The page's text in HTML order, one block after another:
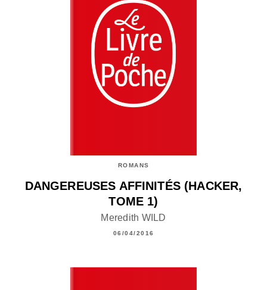
ROMANS
DANGEREUSES AFFINITÉS (HACKER,
TOME 1)
Meredith WILD
06/04/2016